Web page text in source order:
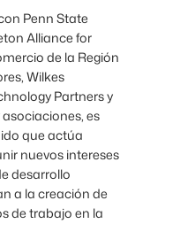
Penn State
Alliance for
de la Región
Wilkes
Partners y
es
que actúa
nuevos intereses
desarrollo
a la creación de
de trabajo en la